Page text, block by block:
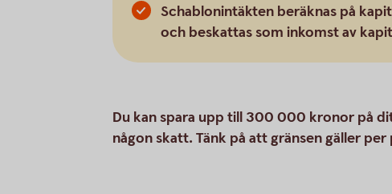
Schablonintäkten beräknas på
och beskattas som inkomst av
Du kan spara upp till 300 000 kronor på
någon skatt. Tänk på att gränsen gäller